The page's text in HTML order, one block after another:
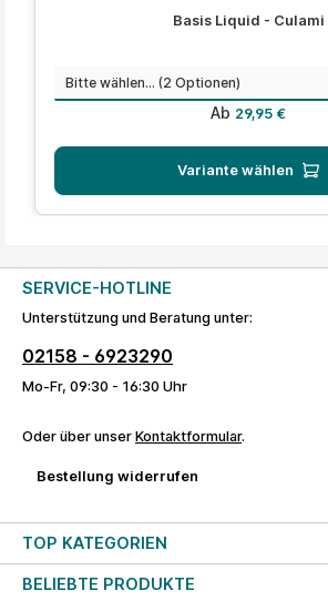
Basis Liquid - Culami
Mengeauswählen
Regulärer Preis:
Ab 29,95 €
Variante wählen
SERVICE-HOTLINE
Unterstützung und Beratung unter:
02158 - 6923290
Mo-Fr, 09:30 - 16:30 Uhr
Oder über unser Kontaktformular.
Bestellung widerrufen
TOP KATEGORIEN
BELIEBTE PRODUKTE